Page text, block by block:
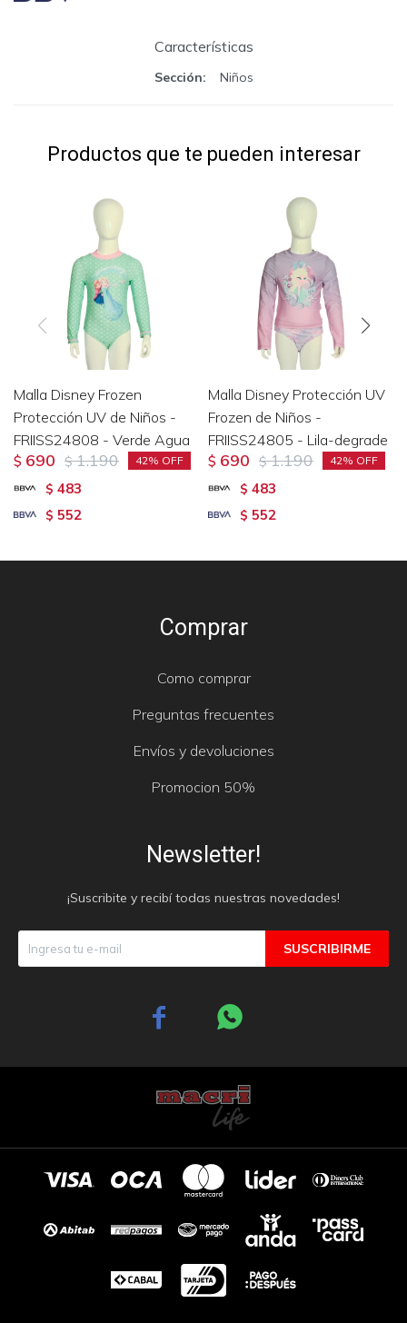
Características
Sección Niños
Productos que te pueden interesar
Malla Disney Frozen
Protección UV de Niños -
FRIISS24808 - Verde Agua
$ 690 $ 1.190 42
$ 483
$ 552
Malla Disney Protección UV
Frozen de Niños -
FRIISS24805 - Lila-degrade
$ 690 $ 1.190 42
$ 483
$ 552
Comprar
Como comprar
Preguntas frecuentes
Envíos y devoluciones
Promocion 50%
Newsletter!
¡Suscribite y recibí todas nuestras novedades!
SUSCRIBIRME
 